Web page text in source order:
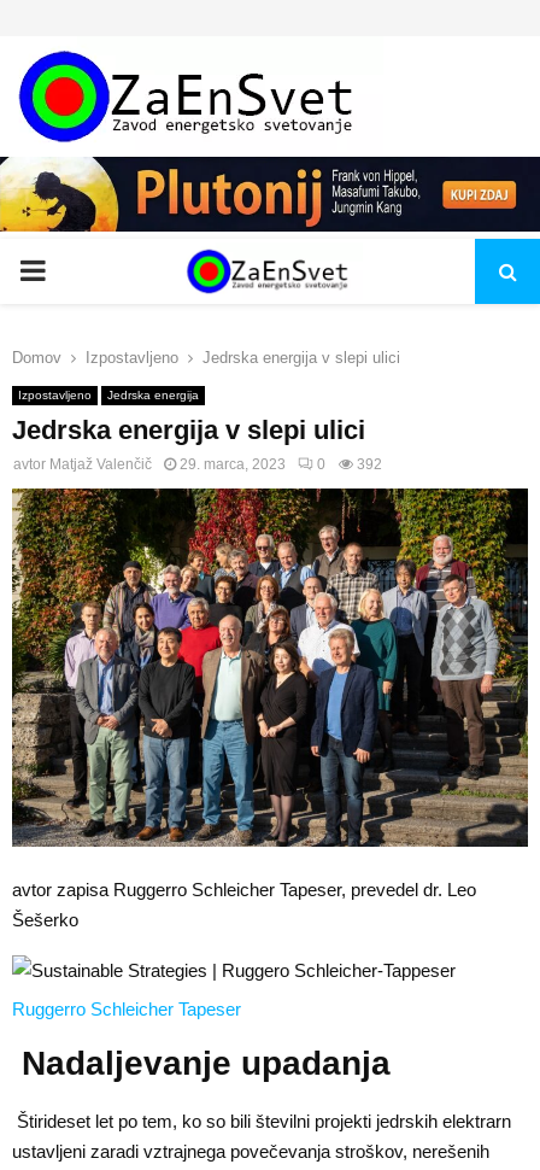
PRIMARY
Domov Izpostavljeno Jedrska energija v slepi ulici
Izpostavljeno Jedrska energija
Jedrska energija v slepi ulici
avtor Matjaž Valenčič 29. marca, 2023 0 392
avtor zapisa Ruggerro Schleicher Tapeser, prevedel dr. Leo
Šešerko
Ruggerro Schleicher Tapeser
Nadaljevanje upadanja
Štirideset let po tem, ko so bili številni projekti jedrskih elektrarn
ustavljeni zaradi vztrajnega povečevanja stroškov, nerešenih